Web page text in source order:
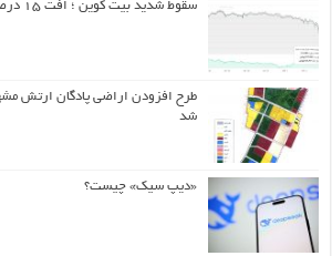
سقوط شدید بیت کوین ؛ افت ۱۵ درصدی اتریوم و میم‌کوین‌ها
طرح افزودن اراضی پادگان ارتش
شد
«دیپ سیک» چیست؟